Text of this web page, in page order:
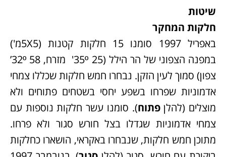
שיטות
חלקות המחקר
באפריל 1997 סומנו 15 חלקות קטנות (5X5מ')
במפנה הצפוני של הר הילל (35º 25' מזרח, 32º 58’
צפון) סמוך לעין הזקן. נבחרו חמש חלקות שכללו צמחי
אדמוניות שפרחו בשפע יחסי בשטחים פתוחים ולא
מוצלים (להלןפתוח). סומנו עשר חלקות נוספות עם
צמחי אדמוניות שגדלו בצל חורש סגור ולא פרחו.
מתוכן חמש חלקות, שנבחרו באקראי, הושארו כחלקות